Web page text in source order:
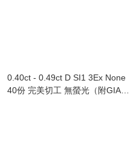
0.40ct - 0.49ct D SI1 3Ex None
40份 完美切工 無螢光（附GIA證